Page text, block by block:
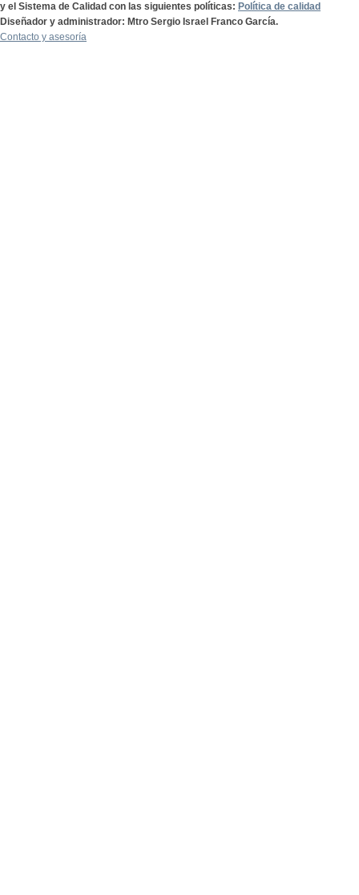
y el Sistema de Calidad con las siguientes políticas: Política de calidad
Diseñador y administrador: Mtro Sergio Israel Franco García.
Contacto y asesoría